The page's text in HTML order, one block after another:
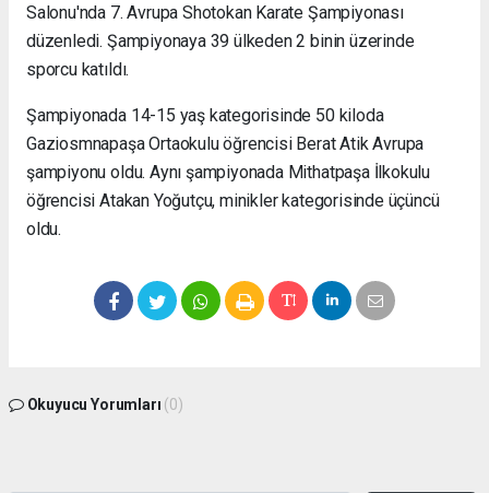
Salonu'nda 7. Avrupa Shotokan Karate Şampiyonası
düzenledi. Şampiyonaya 39 ülkeden 2 binin üzerinde
sporcu katıldı.
Şampiyonada 14-15 yaş kategorisinde 50 kiloda
Gaziosmnapaşa Ortaokulu öğrencisi Berat Atik Avrupa
şampiyonu oldu. Aynı şampiyonada Mithatpaşa İlkokulu
öğrencisi Atakan Yoğutçu, minikler kategorisinde üçüncü
oldu.
Okuyucu Yorumları (0)